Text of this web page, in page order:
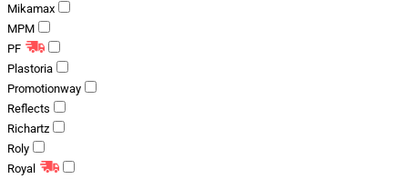
Mikamax
MPM
PF
Plastoria
Promotionway
Reflects
Richartz
Roly
Royal